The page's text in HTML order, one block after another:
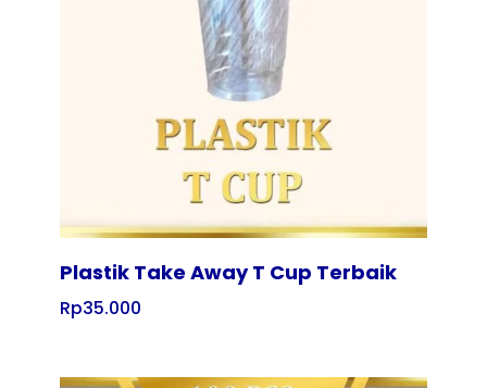
Plastik Take Away T Cup Terbaik
Rp35.000